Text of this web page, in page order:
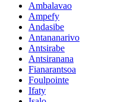
Ambalavao
Ampefy
Andasibe
Antananarivo
Antsirabe
Antsiranana
Fianarantsoa
Foulpointe
Ifaty